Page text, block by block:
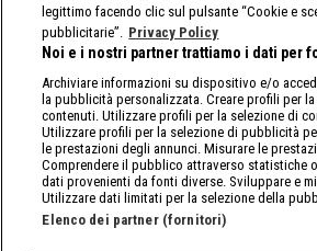
legittimo facendo clic sul pulsante “Cookie e
pubblicitarie”. Privacy Policy
Noi e i nostri partner trattiamo i dati per
Archiviare informazioni su dispositivo e/o
la pubblicità personalizzata. Creare profili per
contenuti. Utilizzare profili per la selezione di
Utilizzare profili per la selezione di pubblicità
le prestazioni degli annunci. Misurare le
Comprendere il pubblico attraverso statistiche
dati provenienti da fonti diverse. Sviluppare e
Utilizzare dati limitati per la selezione della
Elenco dei partner (fornitori)